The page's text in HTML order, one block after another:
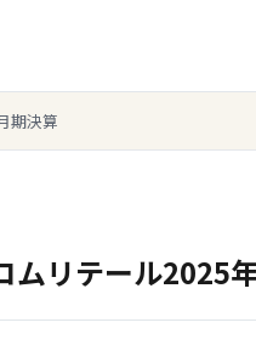
期決算
ムリテール2025